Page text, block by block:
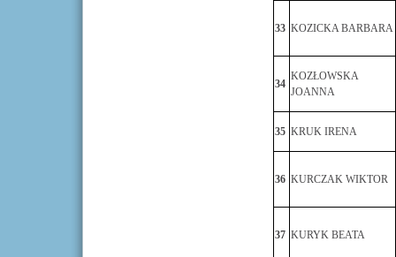
33 KOZICKA BARBARA
34
KOZŁOWSKA
JOANNA
35 KRUK IRENA
36 KURCZAK WIKTOR
37 KURYK BEATA